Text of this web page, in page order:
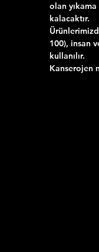
olan
kalacaktır.
100), insan
kullanılır.
Kanserojen